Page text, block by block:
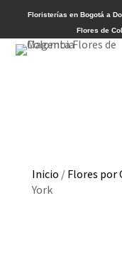
Floristerías en Bogotá a
Flores de
Inicio / Flores por
York